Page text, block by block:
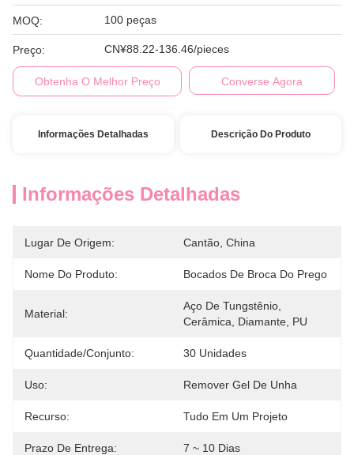
MOQ: 100 peças
Preço: CN¥88.22-136.46/pieces
Obtenha O Melhor Preço Converse Agora
Informações Detalhadas Descrição Do Produto
Informações Detalhadas
Lugar De Origem: Cantão, China
Nome Do Produto: Bocados De Broca Do Prego
Material:
Aço De Tungstênio,
Cerâmica, Diamante, PU
Quantidade/conjunto: 30 Unidades
Uso: Remover Gel De Unha
Recurso: Tudo Em Um Projeto
Prazo De Entrega: 7 ~ 10 Dias